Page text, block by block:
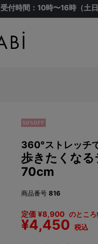
付時間：10時〜16時（土日
360°ストレッチ
歩きたくな
70cm
商品番号 816
定価 ¥8,900 のところ
¥4,450 税込